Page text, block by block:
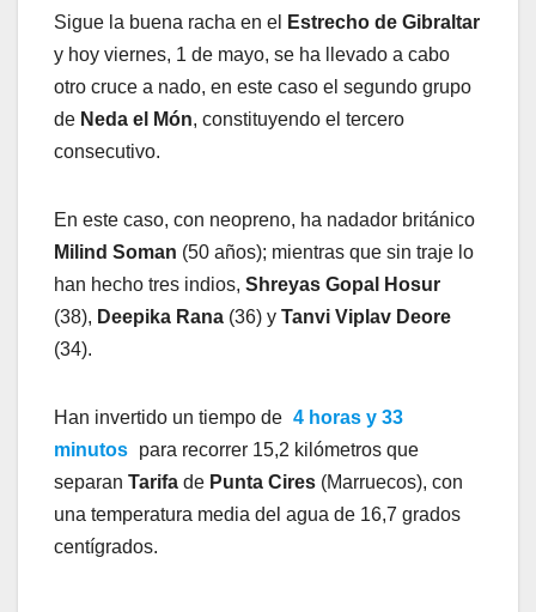
Sigue la buena racha en el
Estrecho de Gibraltar
y hoy viernes, 1 de mayo, se ha llevado a cabo
otro cruce a nado, en este caso el segundo grupo
de Neda el Món, constituyendo el tercero
consecutivo.
En este caso, con neopreno, ha nadador británico
Milind Soman (50 años); mientras que sin traje lo
han hecho tres indios, Shreyas Gopal Hosur
(38), Deepika Rana (36) y Tanvi Viplav Deore
(34).
Han invertido un tiempo de 4 horas y 33
minutos para recorrer 15,2 kilómetros que
separan Tarifa de Punta Cires (Marruecos), con
una temperatura media del agua de 16,7 grados
centígrados.